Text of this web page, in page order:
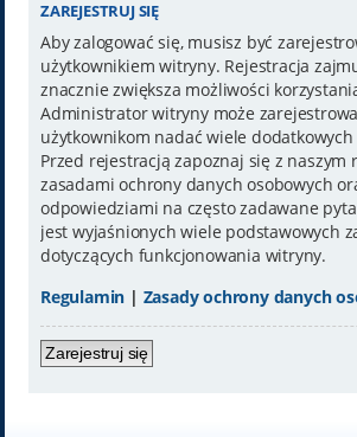
ZAREJESTRUJ SIĘ
Aby zalogować się, musisz być
użytkownikiem witryny. Rejestracja
znacznie zwiększa możliwości
Administrator witryny może
użytkownikom nadać wiele
Przed rejestracją zapoznaj się z naszym
zasadami ochrony danych osobowych
odpowiedziami na często zadawane
jest wyjaśnionych wiele podstawowych
dotyczących funkcjonowania witryny.
Regulamin | Zasady ochrony danych
Zarejestruj się